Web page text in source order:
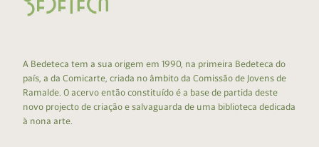
A Bedeteca tem a sua origem em 1990, na primeira Bedeteca do
país, a da Comicarte, criada no âmbito da Comissão de Jovens de
Ramalde. O acervo então constituído é a base de partida deste
novo projecto de criação e salvaguarda de uma biblioteca dedicada
à nona arte.